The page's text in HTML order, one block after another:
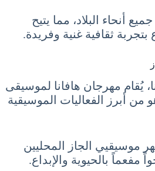
أنحاء البلاد، مما يتيح
ثقافية غنية وفريدة.
يُقام مهرجان هافانا لموسيقى
من أبرز الفعاليات الموسيقية
موسيقيي الجاز المحليين
مفعماً بالحيوية والإبداع.